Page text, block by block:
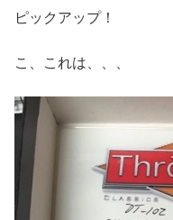
ピックアップ！
こ、これは、、、